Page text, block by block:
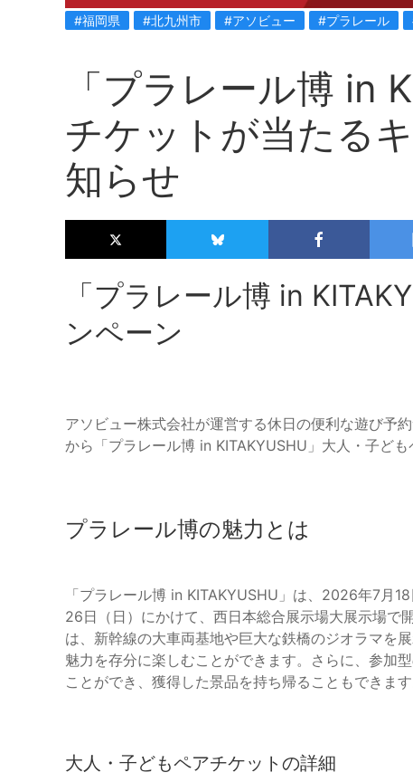
#福岡県 #北九州市 #アソビュー #プラレール
「プラレール博 in
チケットが当たる
知らせ
「プラレール博 in
ンペーン
アソビュー株式会社が運営する休日の便利な遊び予
から「プラレール博 in KITAKYUSHU」大人・子ど
プラレール博の魅力とは
「プラレール博 in KITAKYUSHU」は、2026年7月
26日（日）にかけて、西日本総合展示場大展示場で
は、新幹線の大車両基地や巨大な鉄橋のジオラマを
魅力を存分に楽しむことができます。さらに、参加
ことができ、獲得した景品を持ち帰ることもできます
大人・子どもペアチケットの詳細